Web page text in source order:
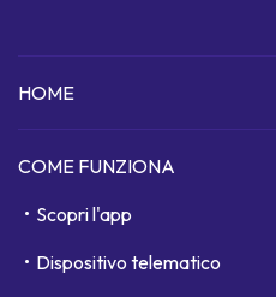
HOME
COME FUNZIONA
Scopri l'app
Dispositivo telematico